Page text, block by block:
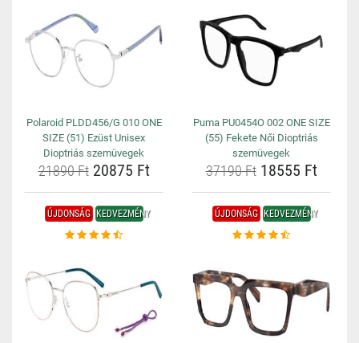
Polaroid PLDD456/G 010 ONE
SIZE (51) Ezüst Unisex
Dioptriás szemüvegek
21890 Ft20875 Ft
Puma PU0454O 002 ONE SIZE
(55) Fekete Női Dioptriás
szemüvegek
37190 Ft18555 Ft
ÚJDONSÁG KEDVEZMÉNY ÚJDONSÁG KEDVEZMÉNY